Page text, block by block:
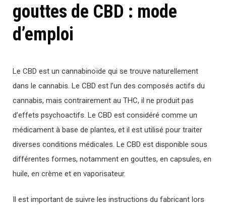
gouttes de CBD : mode
d’emploi
Le CBD est un cannabinoïde qui se trouve naturellement
dans le cannabis. Le CBD est l’un des composés actifs du
cannabis, mais contrairement au THC, il ne produit pas
d’effets psychoactifs. Le CBD est considéré comme un
médicament à base de plantes, et il est utilisé pour traiter
diverses conditions médicales. Le CBD est disponible sous
différentes formes, notamment en gouttes, en capsules, en
huile, en crème et en vaporisateur.
Il est important de suivre les instructions du fabricant lors